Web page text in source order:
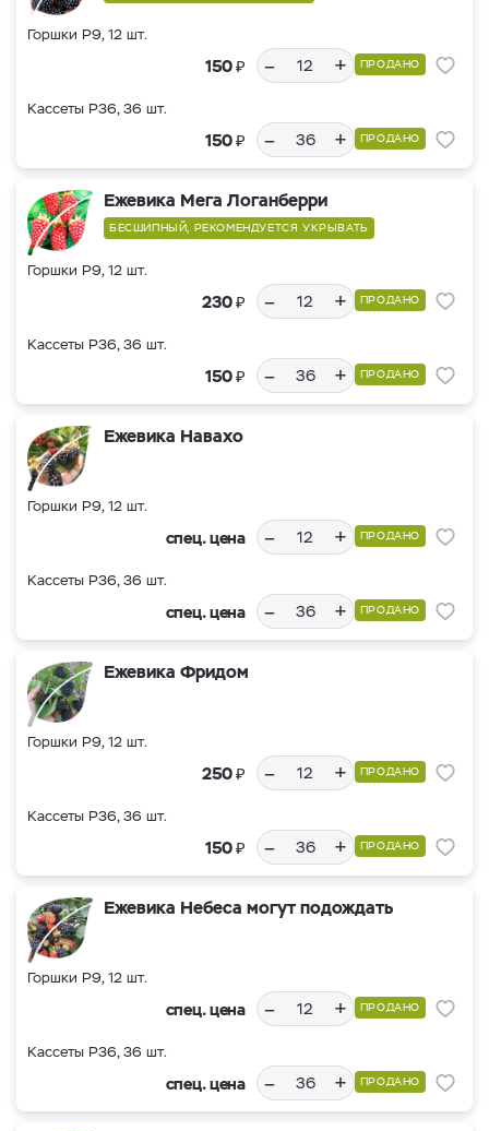
Горшки Р9, 12 шт.
150₽ – + ПРОДАНО
Кассеты Р36, 36 шт.
150₽ – + ПРОДАНО
Ежевика Мега Логанберри
БЕСШИПНЫЙ, РЕКОМЕНДУЕТСЯ УКРЫВАТЬ
Горшки Р9, 12 шт.
230₽ – + ПРОДАНО
Кассеты Р36, 36 шт.
150₽ – + ПРОДАНО
Ежевика Навахо
Горшки Р9, 12 шт.
спец. цена – + ПРОДАНО
Кассеты Р36, 36 шт.
спец. цена – + ПРОДАНО
Ежевика Фридом
Горшки Р9, 12 шт.
250₽ – + ПРОДАНО
Кассеты Р36, 36 шт.
150₽ – + ПРОДАНО
Ежевика Небеса могут подождать
Горшки Р9, 12 шт.
спец. цена – + ПРОДАНО
Кассеты Р36, 36 шт.
спец. цена – + ПРОДАНО